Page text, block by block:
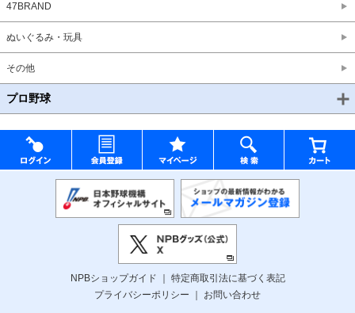
47BRAND
ぬいぐるみ・玩具
その他
プロ野球
NPBショップガイド
特定商取引法に基づく表記
プライバシーポリシー
お問い合わせ